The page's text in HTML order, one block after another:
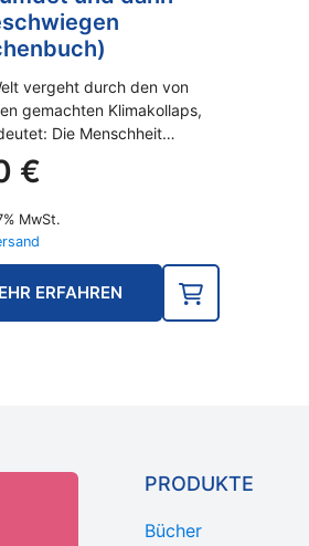
vergeht durch den von
gemachten Klimakollaps,
Die Menschheit…
€
MwSt.
ERFAHREN
PRODUKTE
Bücher